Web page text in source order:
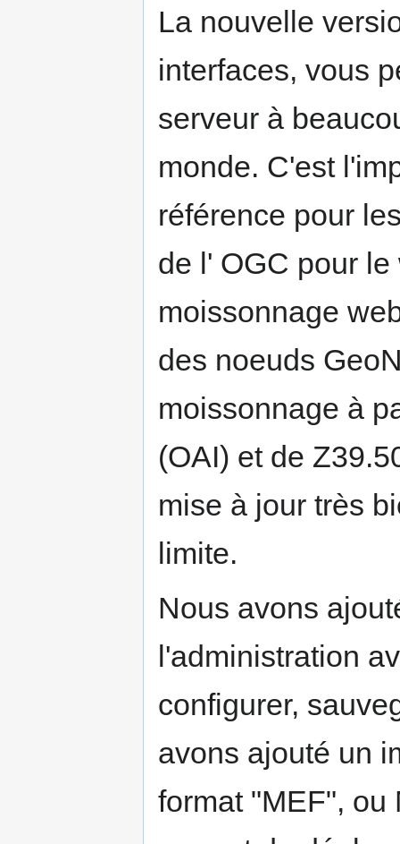
La nouvelle
interfaces, vous
serveur à
monde. C'est
référence pour
de l' OGC pour
moissonnage
des noeuds
moissonnage à
(OAI) et de
mise à jour très
limite.
Nous avons
l'administration
configurer,
avons ajouté un
format "MEF", ou